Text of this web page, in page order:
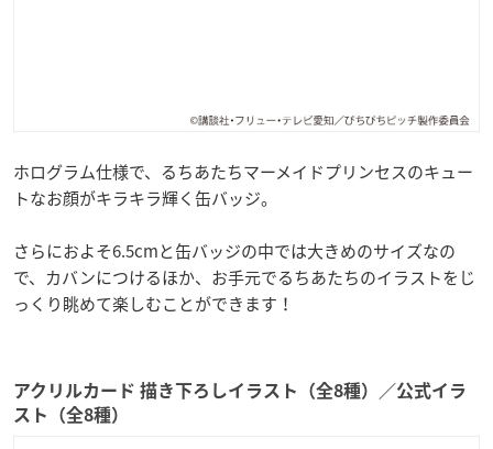
ホログラム仕様で、るちあたちマーメイドプリンセスのキュー
トなお顔がキラキラ輝く缶バッジ。
さらにおよそ6.5cmと缶バッジの中では大きめのサイズなの
で、カバンにつけるほか、お手元でるちあたちのイラストをじ
っくり眺めて楽しむことができます！
アクリルカード 描き下ろしイラスト（全8種）／公式イラ
スト（全8種）